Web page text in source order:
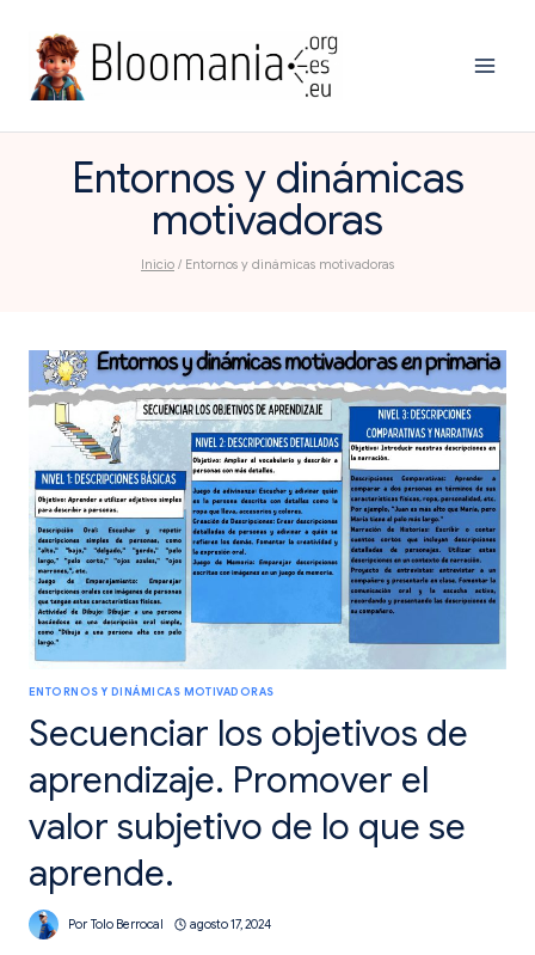
contenido
Entornos y dinámicas
motivadoras
Inicio / Entornos y dinámicas motivadoras
ENTORNOS Y DINÁMICAS MOTIVADORAS
Secuenciar los objetivos de
aprendizaje. Promover el
valor subjetivo de lo que se
aprende.
Por Tolo Berrocal agosto 17, 2024